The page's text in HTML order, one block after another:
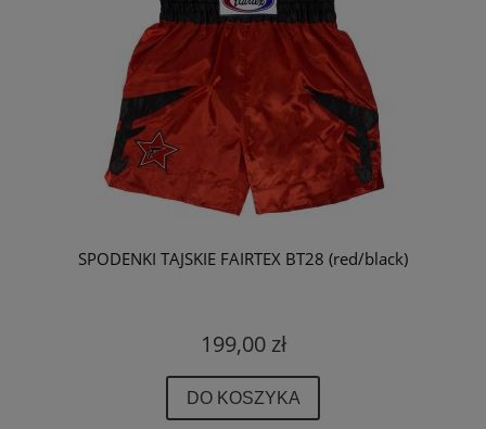
SPODENKI TAJSKIE FAIRTEX BT28 (red/black)
199,00 zł
DO KOSZYKA